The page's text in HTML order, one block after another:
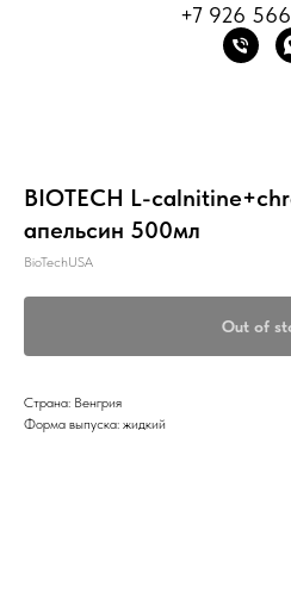
+7 926
BIOTECH L-
апельсин 500мл
BioTechUSA
Out of
Страна: Венгрия
Форма выпуска: жидкий